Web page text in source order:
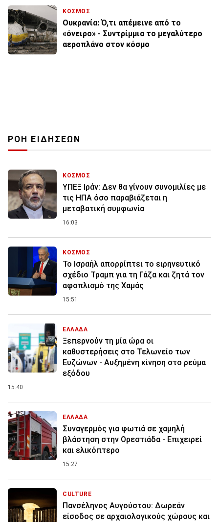
ΚΟΣΜΟΣ
Ουκρανία: Ό,τι απέμεινε από το
«όνειρο» - Συντρίμμια το μεγαλύτερο
αεροπλάνο στον κόσμο
ΡΟΗ ΕΙΔΗΣΕΩΝ
ΚΟΣΜΟΣ
ΥΠΕΞ Ιράν: Δεν θα γίνουν συνομιλίες με
τις ΗΠΑ όσο παραβιάζεται η
μεταβατική συμφωνία
16:03
ΚΟΣΜΟΣ
Το Ισραήλ απορρίπτει το ειρηνευτικό
σχέδιο Τραμπ για τη Γάζα και ζητά τον
αφοπλισμό της Χαμάς
15:51
ΕΛΛΑΔΑ
Ξεπερνούν τη μία ώρα οι
καθυστερήσεις στο Τελωνείο των
Ευζώνων - Αυξημένη κίνηση στο ρεύμα
εξόδου
15:40
ΕΛΛΑΔΑ
Συναγερμός για φωτιά σε χαμηλή
βλάστηση στην Ορεστιάδα - Επιχειρεί
και ελικόπτερο
15:27
CULTURE
Πανσέληνος Αυγούστου: Δωρεάν
είσοδος σε αρχαιολογικούς χώρους και